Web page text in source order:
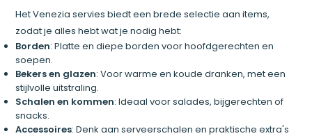
Het Venezia servies biedt een brede selectie aan items,
zodat je alles hebt wat je nodig hebt:
Borden: Platte en diepe borden voor hoofdgerechten en
soepen.
Bekers en glazen: Voor warme en koude dranken, met een
stijlvolle uitstraling.
Schalen en kommen: Ideaal voor salades, bijgerechten of
snacks.
Accessoires: Denk aan serveerschalen en praktische extra's